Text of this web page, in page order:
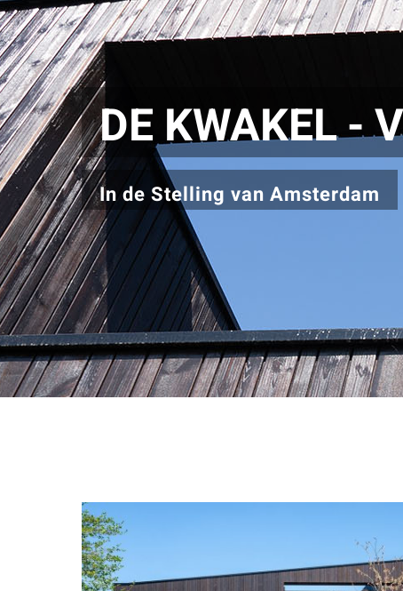
DE KWAKEL -
In de Stelling van Amsterdam